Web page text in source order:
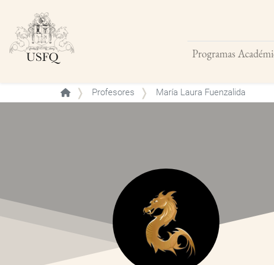
Programas
Buscar
Profesores María Laura Fuenzalida